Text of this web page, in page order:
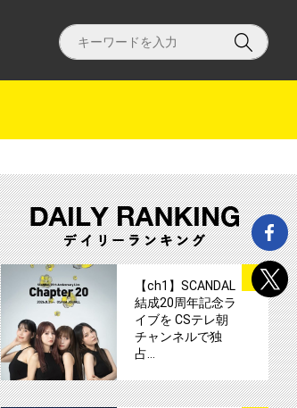
1
【ch1】SCANDAL
結成20周年記念ラ
イブを CSテレ朝
チャンネルで独
占…